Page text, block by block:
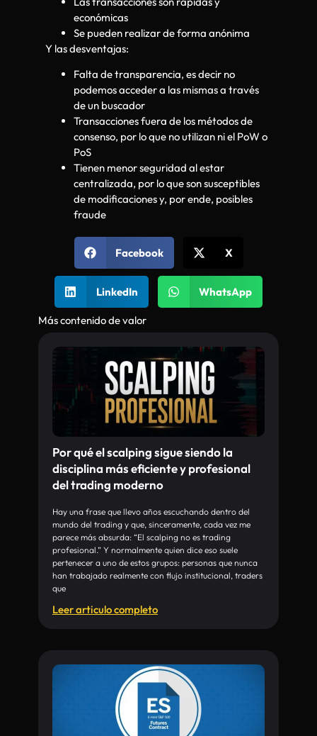
económicas
Se pueden realizar de forma anónima
Y las desventajas:
Falta de transparencia, es decir no
podemos acceder a las mismas a través
de un buscador
Transacciones fuera de los métodos de
consenso, por lo que no utilizan ni el PoW o
PoS
Tienen menor seguridad al estar
centralizada, por lo que son susceptibles
de modificaciones y, por ende, posibles
fraude
Facebook X
LinkedIn WhatsApp
Más contenido de valor
Por qué el scalping sigue siendo la
disciplina más eficiente y profesional
del trading moderno
Hay una frase que llevo años escuchando dentro del
mundo del trading y que, sinceramente, cada vez me
parece más absurda: “El scalping no es trading
profesional.” Y normalmente quien dice eso suele
pertenecer a uno de estos grupos: personas que nunca
han trabajado realmente con flujo institucional, traders
que
Leer articulo completo